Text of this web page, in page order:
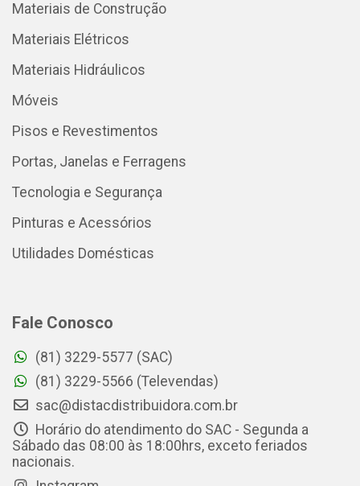
Materiais de Construção
Materiais Elétricos
Materiais Hidráulicos
Móveis
Pisos e Revestimentos
Portas, Janelas e Ferragens
Tecnologia e Segurança
Pinturas e Acessórios
Utilidades Domésticas
Fale Conosco
(81) 3229-5577 (SAC)
(81) 3229-5566 (Televendas)
sac@distacdistribuidora.com.br
Horário do atendimento do SAC - Segunda a
Sábado das 08:00 às 18:00hrs, exceto feriados
nacionais.